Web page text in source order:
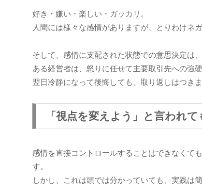
好き・嫌い・楽しい・ガッカリ。
人間には様々な感情がありますが、とりわけネ
そして、感情に支配された状態での意思決定は
ある経営者は、怒りに任せて主要取引先への強
翌日冷静になって後悔しても、取り返しはつきま
「視点を変えよう」と言われ
感情を直接コントロールすることはできなくて
す。
しかし、これは頭では分かっていても、実践は